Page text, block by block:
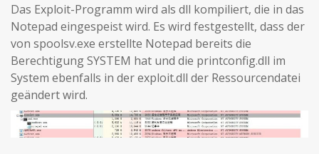
Das Exploit-Programm wird als dll kompiliert, die in das
Notepad eingespeist wird. Es wird festgestellt, dass der
von spoolsv.exe erstellte Notepad bereits die
Berechtigung SYSTEM hat und die printconfig.dll im
System ebenfalls in der exploit.dll der Ressourcendatei
geändert wird.